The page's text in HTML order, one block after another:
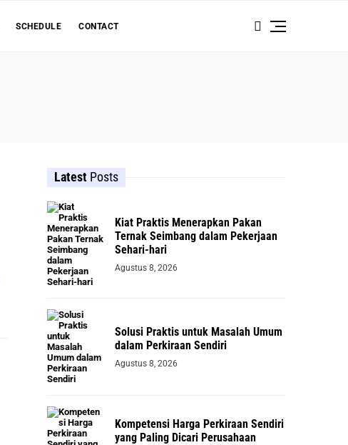
SCHEDULE CONTACT
Latest Posts
Kiat Praktis Menerapkan Pakan
Ternak Seimbang dalam Pekerjaan
Sehari-hari
Agustus 8, 2026
Solusi Praktis untuk Masalah Umum
dalam Perkiraan Sendiri
Agustus 8, 2026
Kompetensi Harga Perkiraan Sendiri
yang Paling Dicari Perusahaan